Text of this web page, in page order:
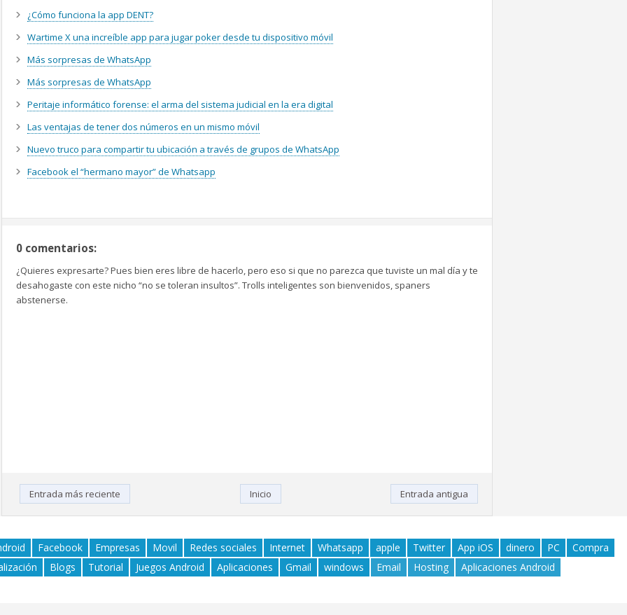
¿Cómo funciona la app DENT?
Wartime X una increíble app para jugar poker desde tu dispositivo móvil
Más sorpresas de WhatsApp
Más sorpresas de WhatsApp
Peritaje informático forense: el arma del sistema judicial en la era digital
Las ventajas de tener dos números en un mismo móvil
Nuevo truco para compartir tu ubicación a través de grupos de WhatsApp
Facebook el “hermano mayor” de Whatsapp
0 comentarios:
¿Quieres expresarte? Pues bien eres libre de hacerlo, pero eso si que no parezca que tuviste un mal día y te
desahogaste con este nicho “no se toleran insultos”. Trolls inteligentes son bienvenidos, spaners
abstenerse.
Entrada más reciente Entrada antigua
Inicio
Facebook Empresas Movil Redes sociales Internet Whatsapp apple Twitter App iOS dinero PC
Compra
Blogs Tutorial Juegos Android Aplicaciones Gmail windows Email Hosting
Aplicaciones Android